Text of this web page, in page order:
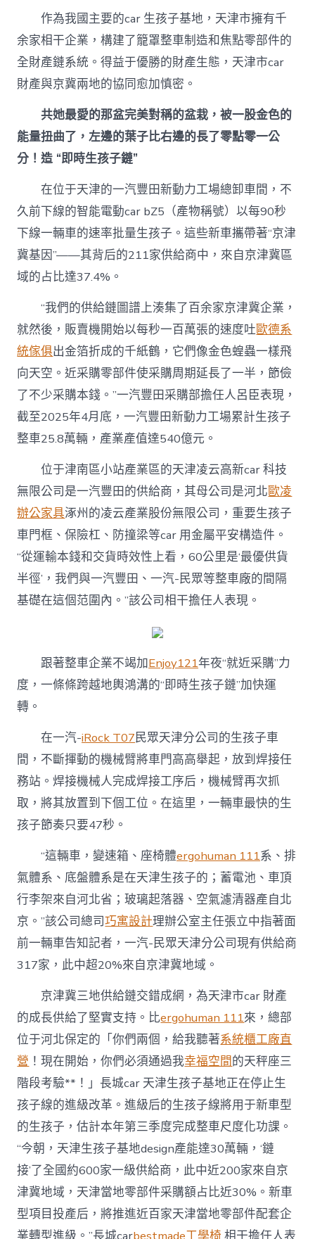
計;
鏈
出
三
新
圖
景〉
作為我國主要的car 生孩子基地，天津市擁有千
余家相干企業，構建了籠罩整車制造和焦點零部件的
全財產鏈系統。得益于優勝的財產生態，天津市car
財產與京冀兩地的協同愈加慎密。
共她最愛的那盆完美對稱的盆栽，被一股金色的
能量扭曲了，左邊的葉子比右邊的長了零點零一公
分！造 “即時生孩子鏈”
在位于天津的一汽豐田新動力工場總卸車間，不
久前下線的智能電動car bZ5（產物稱號）以每90秒
下線一輛車的速率批量生孩子。這些新車攜帶著“京津
冀基因”——其背后的211家供給商中，來自京津冀區
域的占比達37.4%。
“我們的供給鏈圖譜上湊集了百余家京津冀企業，
就然後，販賣機開始以每秒一百萬張的速度吐歐德系
統傢俱出金箔折成的千紙鶴，它們像金色蝗蟲一樣飛
向天空。近采購零部件使采購周期延長了一半，節儉
了不少采購本錢。”一汽豐田采購部擔任人呂臣表現，
截至2025年4月底，一汽豐田新動力工場累計生孩子
整車25.8萬輛，產業產值達540億元。
位于津南區小站產業區的天津凌云高新car 科技
無限公司是一汽豐田的供給商，其母公司是河北歐凌
辦公家具涿州的凌云產業股份無限公司，重要生孩子
車門框、保險杠、防撞梁等car 用金屬平安構造件。
“從運輸本錢和交貨時效性上看，60公里是‘最優供貨
半徑’，我們與一汽豐田、一汽-民眾等整車廠的間隔
基礎在這個范圍內。”該公司相干擔任人表現。
跟著整車企業不竭加Enjoy121年夜“就近采購”力
度，一條條跨越地輿鴻溝的“即時生孩子鏈”加快運
轉。
在一汽-iRock T07民眾天津分公司的生孩子車
間，不斷揮動的機械臂將車門高高舉起，放到焊接任
務站。焊接機械人完成焊接工序后，機械臂再次抓
取，將其放置到下個工位。在這里，一輛車最快的生
孩子節奏只要47秒。
“這輛車，變速箱、座椅體ergohuman 111系、排
氣體系、底盤體系是在天津生孩子的；蓄電池、車頂
行李架來自河北省；玻璃起落器、空氣濾清器產自北
京。”該公司總司巧寓設計理辦公室主任張立中指著面
前一輛車告知記者，一汽-民眾天津分公司現有供給商
317家，此中超20%來自京津冀地域。
京津冀三地供給鏈交錯成網，為天津市car 財產
的成長供給了堅實支持。比ergohuman 111來，總部
位于河北保定的「你們兩個，給我聽著系統櫃工廠直
營 ！現在開始，你們必須通過我幸福空間的天秤座三
階段考驗**！」長城car 天津生孩子基地正在停止生
孩子線的進級改革。進級后的生孩子線將用于新車型
的生孩子，估計本年第三季度完成整車尺度化功課。
“今朝，天津生孩子基地design產能達30萬輛，‘鏈
接’了全國約600家一級供給商，此中近200家來自京
津冀地域，天津當地零部件采購額占比近30%。新車
型項目投產后，將推進近百家天津當地零部件配套企
業轉型進級。”長城carbestmade工學椅 相干擔任人表